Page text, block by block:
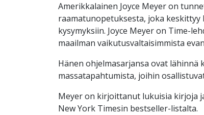
Amerikkalainen Joyce Meyer on
raamatunopetuksesta, joka keskittyy
kysymyksiin. Joyce Meyer on Time-
maailman vaikutusvaltaisimmista
Hänen ohjelmasarjansa ovat lähinnä
massatapahtumista, joihin
Meyer on kirjoittanut lukuisia kirjoja
New York Timesin bestseller-listalta.